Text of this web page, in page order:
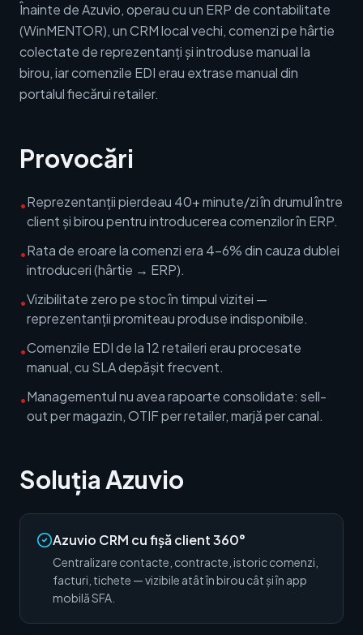
Înainte de Azuvio, operau cu un ERP de contabilitate
(WinMENTOR), un CRM local vechi, comenzi pe hârtie
colectate de reprezentanți și introduse manual la
birou, iar comenzile EDI erau extrase manual din
portalul fiecărui retailer.
Provocări
•Reprezentanții pierdeau 40+ minute/zi în drumul între
client și birou pentru introducerea comenzilor în ERP.
•Rata de eroare la comenzi era 4-6% din cauza dublei
introduceri (hârtie → ERP).
•Vizibilitate zero pe stoc în timpul vizitei —
reprezentanții promiteau produse indisponibile.
•Comenzile EDI de la 12 retaileri erau procesate
manual, cu SLA depășit frecvent.
•Managementul nu avea rapoarte consolidate: sell-
out per magazin, OTIF per retailer, marjă per canal.
Soluția Azuvio
Azuvio CRM cu fișă client 360°
Centralizare contacte, contracte, istoric comenzi,
facturi, tichete — vizibile atât în birou cât și în app
mobilă SFA.